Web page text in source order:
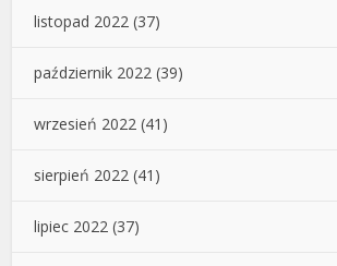
listopad 2022 (37)
październik 2022 (39)
wrzesień 2022 (41)
sierpień 2022 (41)
lipiec 2022 (37)